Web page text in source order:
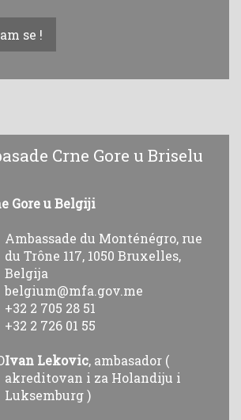
se !
Crne Gore u Briselu
Gore u Belgiji
Ambassade du Monténégro, rue
du Trône 117, 1050 Bruxelles,
Belgija
belgium@mfa.gov.me
+32 2 705 28 51
+32 2 726 01 55
Ivan Lekovic, ambasador (
akreditovan i za Holandiju i
Luksemburg )